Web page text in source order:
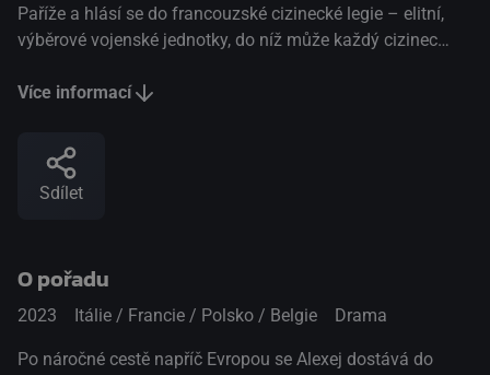
Paříže a hlásí se do francouzské cizinecké legie – elitní,
výběrové vojenské jednotky, do níž může každý cizinec
Niger bojuje Jomo proti ropným společnostem, které
sní o útěku, protože je jí jasné, že je už všechno ztraceno.
Za hranicemi, mezi životem a smrtí, se jejich osudy
protnou. Alexej je mladý Bělorus utíkající před minulostí,
cizinecké legie. Daleko v deltě řeky Niger žije Jomo,
obranu své komunity. Alexej je voják, Jomo partyzánský
bojovník. Kvůli další nesmyslné válce se jejich osudy
Více informací
Sdílet
O pořadu
2023 Itálie / Francie / Polsko / Belgie Drama
Po náročné cestě napříč Evropou se Alexej dostává do